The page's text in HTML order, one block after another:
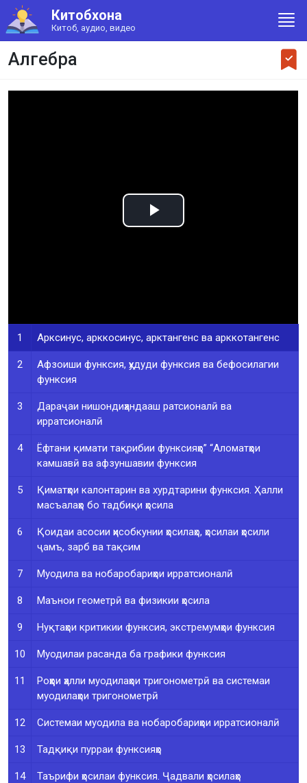
Китобхона
Китоб, аудио, видео
Алгебра
Play
1 Арксинус, арккосинус, арктангенс ва арккотангенс
2
Афзоиши функсия, ҳудуди функсия ва бефосилагии
функсия
3
Дараҷаи нишондиҳандааш ратсионалӣ ва
ирратсионалӣ
4
Ёфтани қимати тақрибии функсияҳо” “Аломатҳои
камшавӣ ва афзуншавии функсия
5
Қиматҳои калонтарин ва хурдтарини функсия. Ҳалли
масъалаҳо бо тадбиқи ҳосила
6
Қоидаи асосии ҳисобкунии ҳосилаҳо, ҳосилаи ҳосили
ҷамъ, зарб ва тақсим
7 Муодила ва нобаробариҳои ирратсионалӣ
8 Маънои геометрӣ ва физикии ҳосила
9 Нуқтаҳои критикии функсия, экстремумҳои функсия
10 Муодилаи расанда ба графики функсия
11
Роҳҳои ҳалли муодилаҳои тригонометрӣ ва системаи
муодилаҳои тригонометрӣ
12 Системаи муодила ва нобаробариҳои ирратсионалӣ
13 Тадқиқи пурраи функсияҳо
14 Таърифи ҳосилаи функсия. Ҷадвали ҳосилаҳо